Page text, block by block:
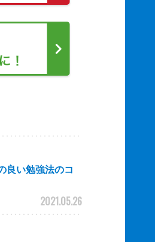
良い勉強法のコ
2021.05.26